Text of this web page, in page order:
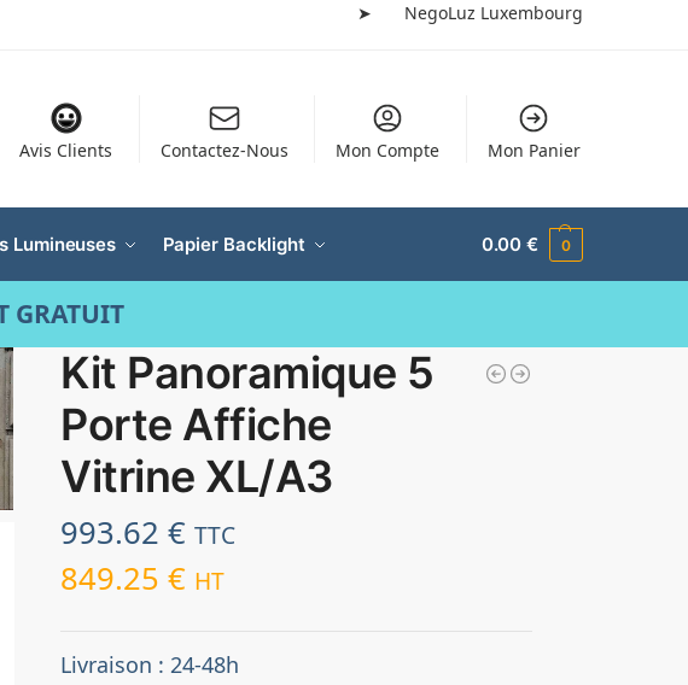
➤ NegoLuz Luxembourg
Avis Clients Contactez-Nous Mon Compte Mon Panier
Lumineuses Papier Backlight 0.00€ 0
GRATUIT
Kit Panoramique 5
Porte Affiche
Vitrine XL/A3
993.62€ TTC
849.25€ HT
Livraison : 24-48h